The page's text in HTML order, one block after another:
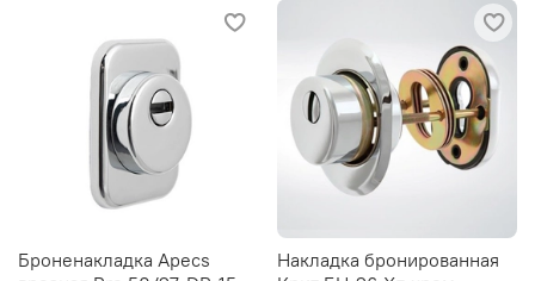
Броненакладка Apecs
Накладка бронированная